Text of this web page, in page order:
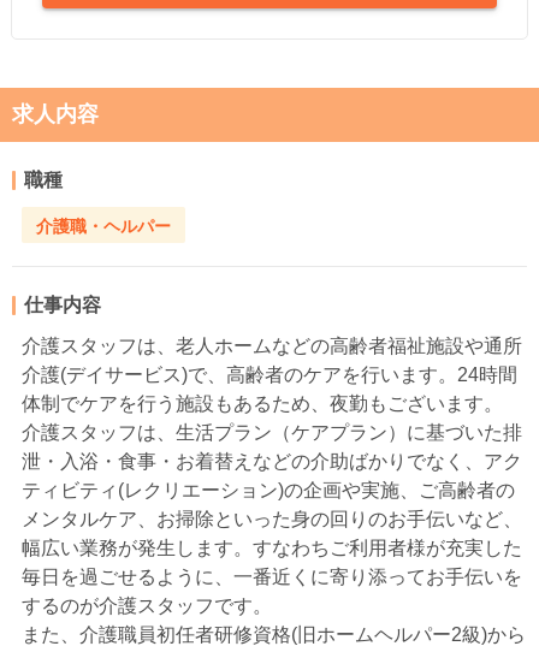
求人内容
職種
介護職・ヘルパー
仕事内容
介護スタッフは、老人ホームなどの高齢者福祉施設や通所
介護(デイサービス)で、高齢者のケアを行います。24時間
体制でケアを行う施設もあるため、夜勤もございます。
介護スタッフは、生活プラン（ケアプラン）に基づいた排
泄・入浴・食事・お着替えなどの介助ばかりでなく、アク
ティビティ(レクリエーション)の企画や実施、ご高齢者の
メンタルケア、お掃除といった身の回りのお手伝いなど、
幅広い業務が発生します。すなわちご利用者様が充実した
毎日を過ごせるように、一番近くに寄り添ってお手伝いを
するのが介護スタッフです。
また、介護職員初任者研修資格(旧ホームヘルパー2級)から